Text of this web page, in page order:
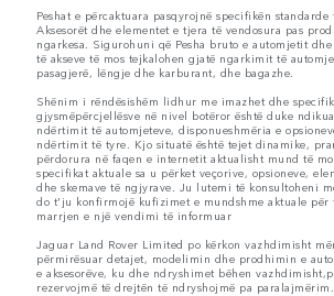
Peshat e përcaktuara pasqyrojnë specifikën
Aksesorët dhe elementet e tjera të vendosura pas
ngarkesa. Sigurohuni që Pesha bruto e automjetit
të akseve të mos tejkalohen gjatë ngarkimit të
pasagjerë, lëngje dhe karburant, dhe bagazhe.
Shënim i rëndësishëm lidhur me imazhet dhe
gjysmëpërcjellësve në nivel botëror është duke
ndërtimit të automjeteve, disponueshmëria e
ndërtimit të tyre. Kjo situatë është tejet dinamike,
përdorura në faqen e internetit aktualisht mund të
specifikat aktuale sa u përket veçorive, opsioneve,
dhe skemave të ngjyrave. Ju lutemi të konsultoheni
do t'ju konfirmojë kufizimet e mundshme aktuale
marrjen e një vendimi të informuar
Jaguar Land Rover Limited po kërkon vazhdimisht
përmirësuar detajet, modelimin dhe prodhimin e
e aksesorëve, ku dhe ndryshimet bëhen
rezervojmë të drejtën të ndryshojmë pa